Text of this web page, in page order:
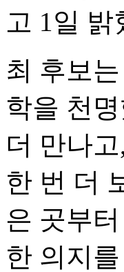
고 1일 밝
최 후보
학을 천
더 만나
한 번 더
은 곳부
한 의지